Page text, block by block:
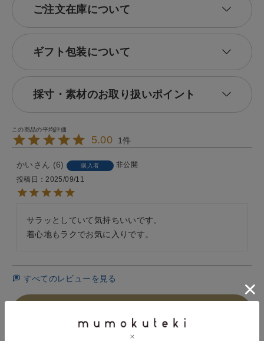
ご注文在庫について
ギフト包装について
採寸・素材のお取り扱いポイント
5.00 1
かい 6 購入者
非公開
投稿日
2025/09/11
サラッとしていて気持ちいいです。
着心地もラクでお気に入りです。
すべてのレビューを見る